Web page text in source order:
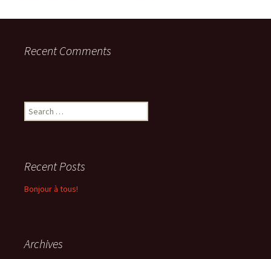
Recent Comments
Search
for:
Recent Posts
Bonjour à tous!
Archives